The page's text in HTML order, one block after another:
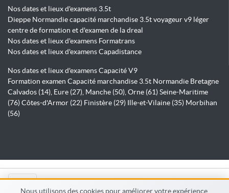
Nous utilisons des cookies pour améliorer votre expérience,
Nos dates et lieux d'examens 3.5t
Dieppe Normandie capacité marchandise 3.5t voyageur v9 léger
centre de formation et d'examen de la dreal
Nos dates et lieux d'examens Formatrans
Nos dates et lieux d'examens Capadistance
Nos dates et lieux d'examens Capacité V9
Formation examen Capacité marchandise 3.5t Normandie Bretagne
Calvados (14), Eure (27), Manche (50), Orne (61) Seine-Maritime
(76) Côtes-d'Armor (22) Finistère (29) Ille-et-Vilaine (35) Morbihan
(56)
© Capadistance.fr 2026